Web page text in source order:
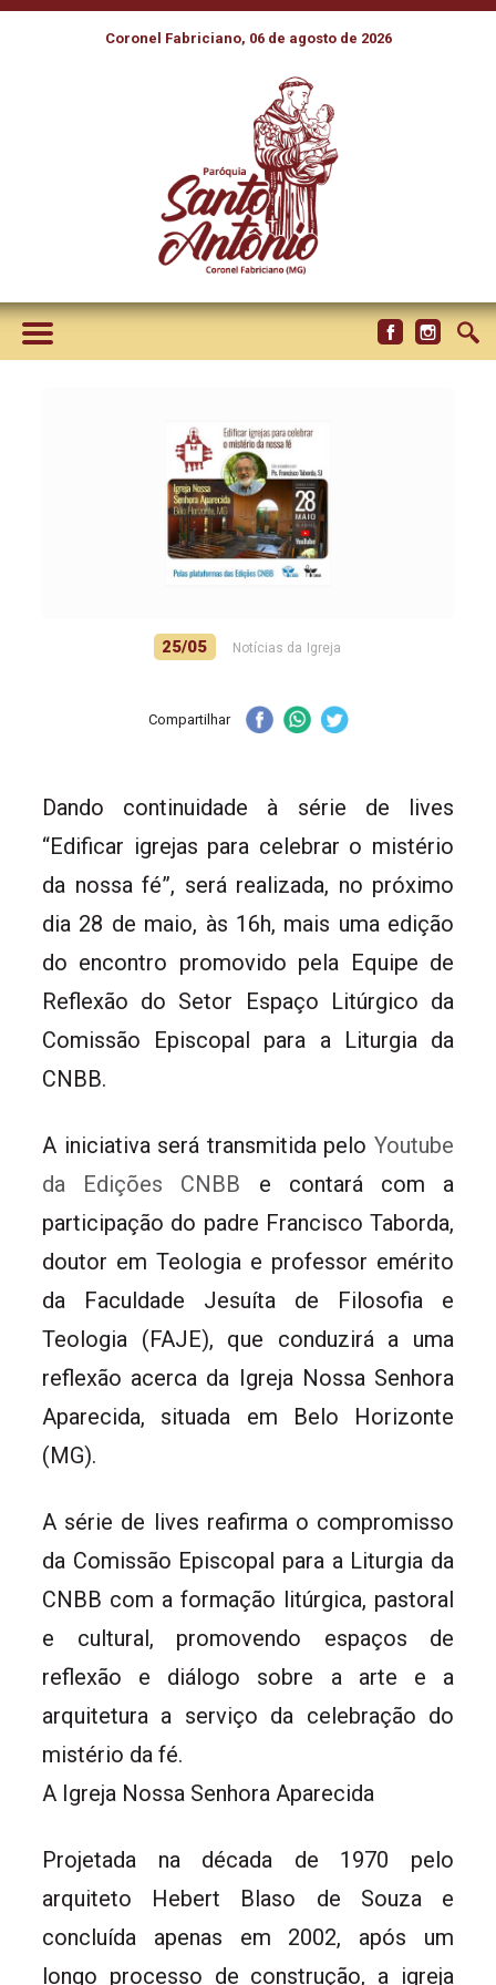
Coronel Fabriciano, 06 de agosto de 2026
LIVE DA CNBB REFLETE A
ARQUITETURA LITÚRGICA DA
IGREJA NOSSA SENHORA
APARECIDA, EM BELO
HORIZONTE
25/05 Notícias da Igreja
Compartilhar
Dando continuidade à série de lives
“Edificar igrejas para celebrar o mistério
da nossa fé”, será realizada, no próximo
dia 28 de maio, às 16h, mais uma edição
do encontro promovido pela Equipe de
Reflexão do Setor Espaço Litúrgico da
Comissão Episcopal para a Liturgia da
CNBB.
A iniciativa será transmitida pelo Youtube
da Edições CNBB e contará com a
participação do padre Francisco Taborda,
doutor em Teologia e professor emérito
da Faculdade Jesuíta de Filosofia e
Teologia (FAJE), que conduzirá a uma
reflexão acerca da Igreja Nossa Senhora
Aparecida, situada em Belo Horizonte
(MG).
A série de lives reafirma o compromisso
da Comissão Episcopal para a Liturgia da
CNBB com a formação litúrgica, pastoral
e cultural, promovendo espaços de
reflexão e diálogo sobre a arte e a
arquitetura a serviço da celebração do
mistério da fé.
A Igreja Nossa Senhora Aparecida
Projetada na década de 1970 pelo
arquiteto Hebert Blaso de Souza e
concluída apenas em 2002, após um
longo processo de construção, a igreja